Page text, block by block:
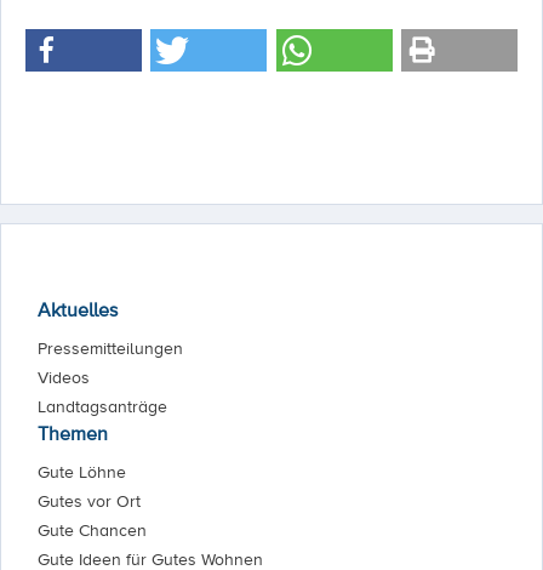
Aktuelles
Pressemitteilungen
Videos
Landtagsanträge
Themen
Gute Löhne
Gutes vor Ort
Gute Chancen
Gute Ideen für Gutes Wohnen